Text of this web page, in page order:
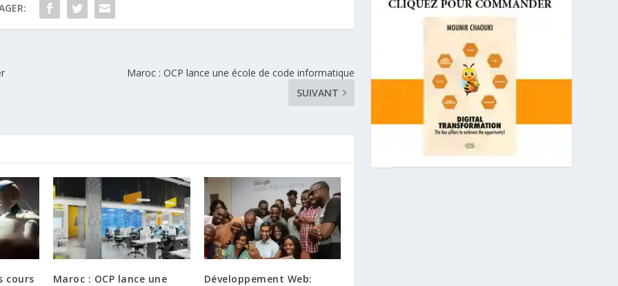
Maroc : OCP lance une école de code informatique
SUIVANT
cours
Maroc : OCP lance une
Développement Web: